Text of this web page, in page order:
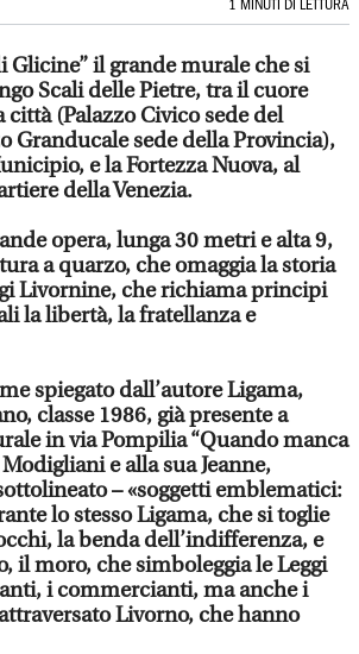
1 MINUTI DI LETTURA
Glicine” il grande murale che si
Scali delle Pietre, tra il cuore
(Palazzo Civico sede del
Granducale sede della Provincia),
e la Fortezza Nuova, al
della Venezia.
opera, lunga 30 metri e alta 9,
a quarzo, che omaggia la storia
Livornine, che richiama principi
la libertà, la fratellanza e
spiegato dall’autore Ligama,
classe 1986, già presente a
in via Pompilia “Quando manca
Modigliani e alla sua Jeanne,
– «soggetti emblematici:
lo stesso Ligama, che si toglie
la benda dell’indifferenza, e
il moro, che simboleggia le Leggi
i commercianti, ma anche i
Livorno, che hanno